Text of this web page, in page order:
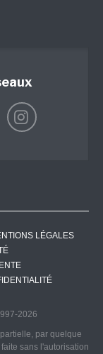
LÉGALES
2026
par quelque
sans l'autorisation